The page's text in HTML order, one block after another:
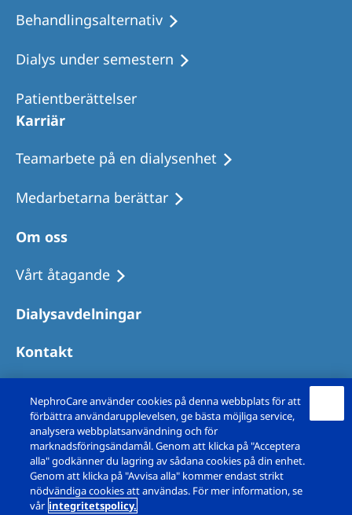
Behandlingsalternativ
Dialys under semestern
Patientberättelser
Karriär
Teamarbete på en dialysenhet
Medarbetarna berättar
Om oss
Vårt åtagande
Dialysavdelningar
Kontakt
Copyright © Fresenius Medical Care Sverige AB
NephroCare använder cookies på denna webbplats för att
förbättra användarupplevelsen, ge bästa möjliga service,
analysera webbplatsanvändning och för
marknadsföringsändamål. Genom att klicka på "Acceptera
alla" godkänner du lagring av sådana cookies på din enhet.
Genom att klicka på "Avvisa alla" kommer endast strikt
nödvändiga cookies att användas. För mer information, se
vår integritetspolicy.